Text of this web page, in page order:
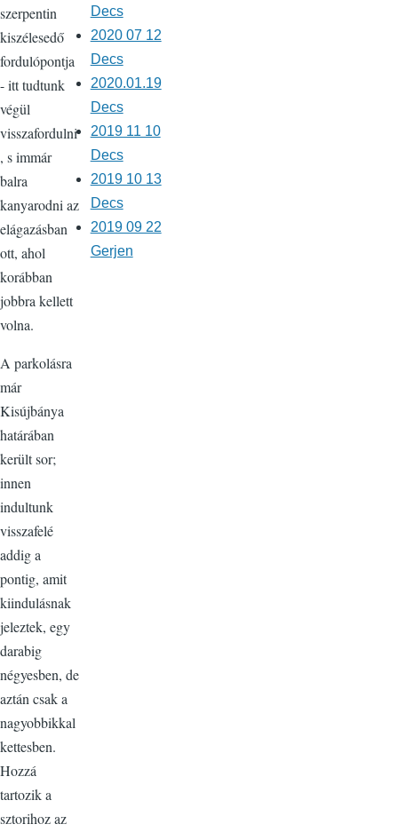
szerpentin
kiszélesedő
fordulópontja
- itt tudtunk
végül
visszafordulni
, s immár
balra
kanyarodni az
elágazásban
ott, ahol
korábban
jobbra kellett
volna.
A parkolásra
már
Kisújbánya
határában
került sor;
innen
indultunk
visszafelé
addig a
pontig, amit
kiindulásnak
jeleztek, egy
darabig
négyesben, de
aztán csak a
nagyobbikkal
kettesben.
Hozzá
tartozik a
sztorihoz az
Decs
2020 07 12
Decs
2020.01.19
Decs
2019 11 10
Decs
2019 10 13
Decs
2019 09 22
Gerjen